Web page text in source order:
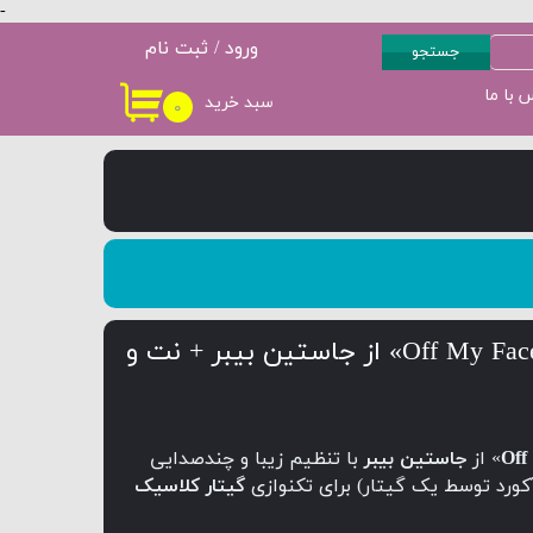
-
۰ سبد خرید با ما
ورود / ثبت نام
حساب کاربری من
تغییر گذر واژه
کاربری
جستجو
آموزش گیتار ترانه «Off My Face» از جاستین بیبر + نت و
Off» از جاستین بیبر با تنظیم زیبا و چندصدایی
توسط یک گیتار) برای تکنوازی گیتار کلاسیک